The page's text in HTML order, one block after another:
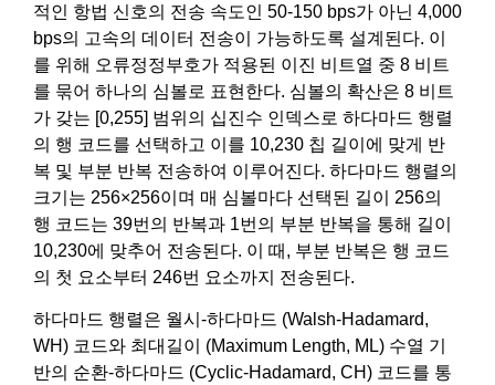
적인 항법 신호의 전송 속도인 50-150 bps가 아닌 4,000
bps의 고속의 데이터 전송이 가능하도록 설계된다. 이
를 위해 오류정정부호가 적용된 이진 비트열 중 8 비트
를 묶어 하나의 심볼로 표현한다. 심볼의 확산은 8 비트
가 갖는 [0,255] 범위의 십진수 인덱스로 하다마드 행렬
의 행 코드를 선택하고 이를 10,230 칩 길이에 맞게 반
복 및 부분 반복 전송하여 이루어진다. 하다마드 행렬의
크기는 256×256이며 매 심볼마다 선택된 길이 256의
행 코드는 39번의 반복과 1번의 부분 반복을 통해 길이
10,230에 맞추어 전송된다. 이 때, 부분 반복은 행 코드
의 첫 요소부터 246번 요소까지 전송된다.
하다마드 행렬은 월시-하다마드 (Walsh-Hadamard,
WH) 코드와 최대길이 (Maximum Length, ML) 수열 기
반의 순환-하다마드 (Cyclic-Hadamard, CH) 코드를 통